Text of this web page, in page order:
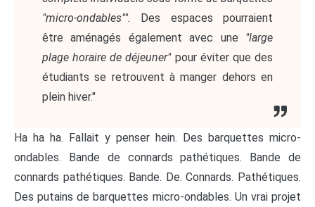
"micro-ondables"".
Des espaces pourraient
être aménagés également avec une "large
plage horaire de déjeuner"pour éviter que des
étudiants se retrouvent à manger dehors en
plein hiver."
Ha ha ha. Fallait y penser hein. Des barquettes micro-
ondables. Bande de connards pathétiques. Bande de
connards pathétiques. Bande. De. Connards. Pathétiques.
Des putains de barquettes micro-ondables. Un vrai projet